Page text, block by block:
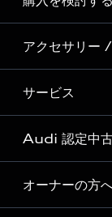
Audi Sport
Formula 1®
デジタルサービス
ディーラー検索
新車在庫検索
試乗車・展示車
見積もり依頼
試乗予約
モデル一覧
特別仕様モデル /
e-tronラインア
価格シミュレー
車両比較
アクセサリー
純正アクセサリー
オンラインショ
Audi collection
アウディナビア
サービス
サービス入庫予約
サービスプログラ
メンテナンス
Audi 認定中古
Audi認定中古車
オーナーの方